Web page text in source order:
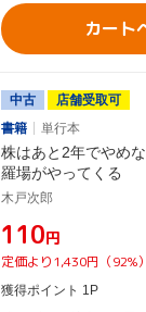
カート
中古
店舗受取可
書籍
単行本
株はあと2年でやめ
羅場がやってくる
木戸次郎
¥110円
定価より1,430円（92%
獲得ポイント 1P